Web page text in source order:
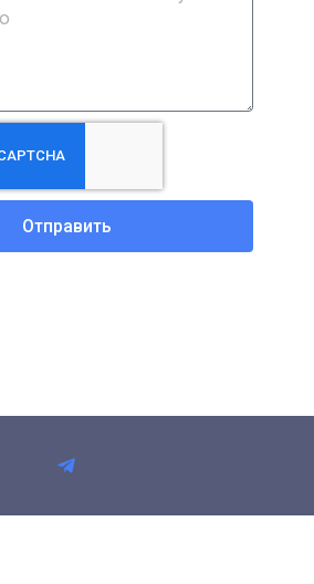
Отправить